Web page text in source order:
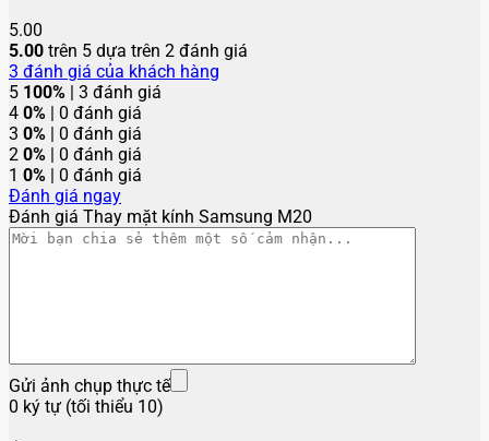
5.00
5.00 trên 5 dựa trên 2 đánh giá
3 đánh giá của khách hàng
5 100% | 3 đánh giá
4 0% | 0 đánh giá
3 0% | 0 đánh giá
2 0% | 0 đánh giá
1 0% | 0 đánh giá
Đánh giá ngay
Đánh giá Thay mặt kính Samsung M20
Gửi ảnh chụp thực tế
0 ký tự (tối thiểu 10)